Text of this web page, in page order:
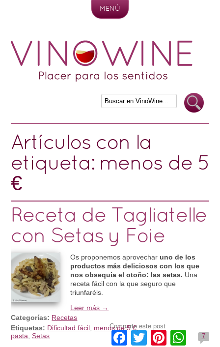
MENÚ
Artículos con la
etiqueta: menos de 5
€
Receta de Tagliatelle
con Setas y Foie
Os proponemos aprovecharuno de los
productos más deliciosos con los que
nos obsequia el otoño: las setas. Una
receta fácil con la que seguro que
triunfaréis.
Leer más →
Categorías: Recetas
Etiquetas: Dificultad fácil menos de 5 €,
pasta ,Setas
Comparte este post
Facebook
Twitter 7